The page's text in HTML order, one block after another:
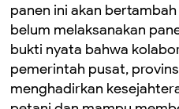
panen ini akan
belum melaksanakan
bukti nyata bahwa
pemerintah pusat,
menghadirkan